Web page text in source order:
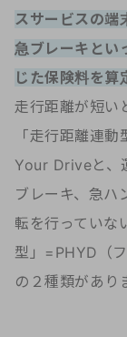
スサービスの端
急ブレーキとい
じた保険料を算
走行距離が短い
「走行距離連
Your Driveと、
ブレーキ、急ハ
転を行っていな
型」=PHYD（
の２種類があり